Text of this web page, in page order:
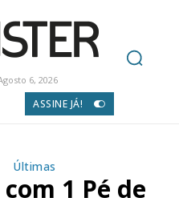
6, 2026
ASSINE JÁ!
Últimas
1 Pé de